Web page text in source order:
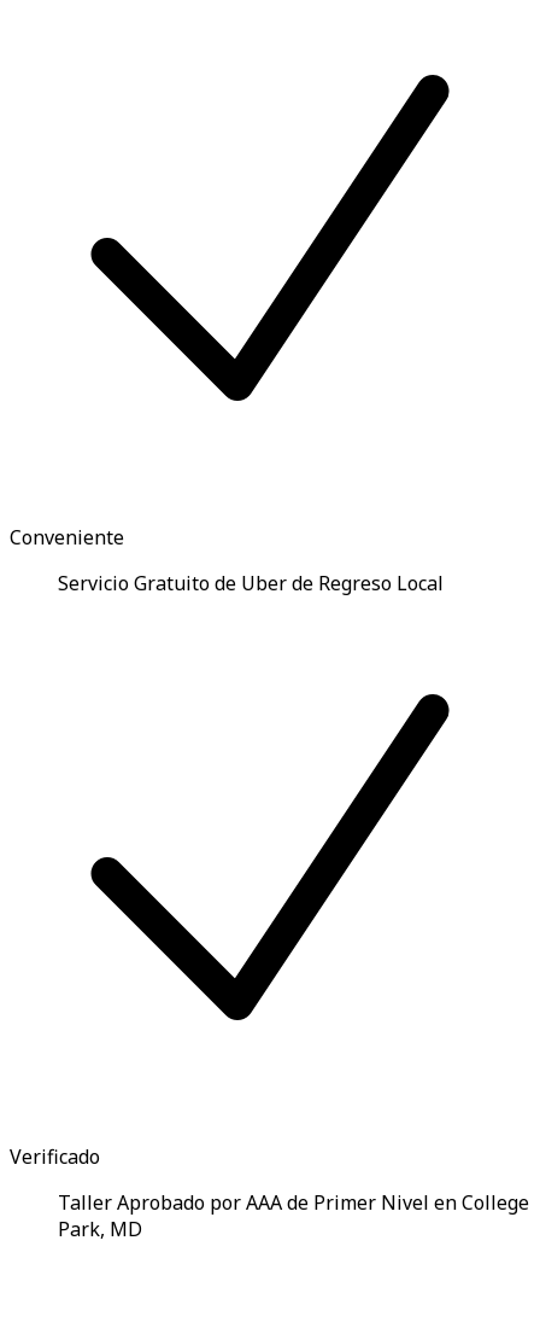
Conveniente
Servicio Gratuito de Uber de Regreso Local
Verificado
Taller Aprobado por AAA de Primer Nivel en College
Park, MD